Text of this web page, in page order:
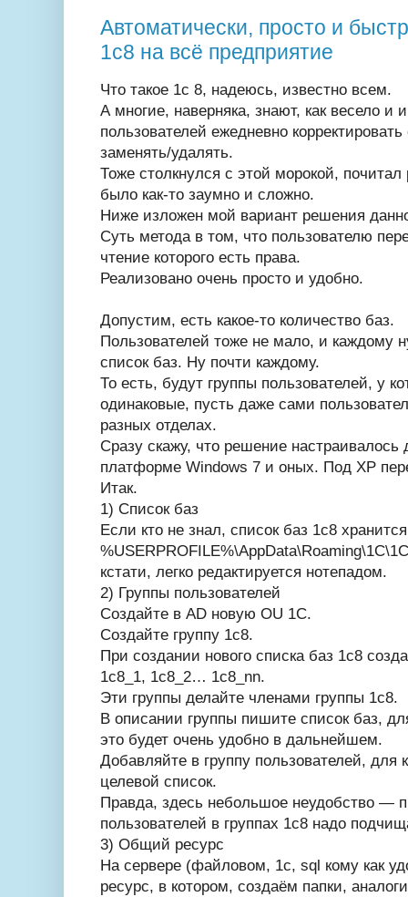
Автоматически, просто и
1с8 на всё предприятие
Что такое 1с 8, надеюсь, известно всем.
А многие, наверняка, знают, как весело и
пользователей ежедневно
заменять/удалять.
Тоже столкнулся с этой морокой,
было как-то заумно и сложно.
Ниже изложен мой вариант решения
Суть метода в том, что пользователю
чтение которого есть права.
Реализовано очень просто и удобно.
Допустим, есть какое-то количество баз.
Пользователей тоже не мало, и каждому
список баз. Ну почти каждому.
То есть, будут группы пользователей, у
одинаковые, пусть даже сами
разных отделах.
Сразу скажу, что решение настраивалось
платформе Windows 7 и оных. Под ХР
Итак.
1) Список баз
Если кто не знал, список баз 1с8
кстати, легко редактируется нотепадом.
2) Группы пользователей
Создайте в AD новую OU 1C.
Создайте группу 1с8.
При создании нового списка баз 1с8
1с8_1, 1с8_2… 1с8_nn.
Эти группы делайте членами группы 1с8.
В описании группы пишите список баз,
это будет очень удобно в дальнейшем.
Добавляйте в группу пользователей, для
целевой список.
Правда, здесь небольшое неудобство —
пользователей в группах 1с8 надо
3) Общий ресурс
На сервере (файловом, 1с, sql кому как
ресурс, в котором, создаём папки,